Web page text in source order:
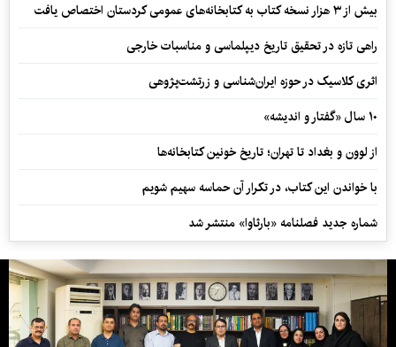
بیش از ۳ هزار نسخه کتاب به کتابخانه‌های عمومی کردستان اختصاص یافت
راهی تازه در تحقیق تاریخ دیپلماسی و مناسبات خارجی
اثری کلاسیک در حوزه ایران‌شناسی و زرتشت‌پژوهی
۱۰ سال «گفتار و اندیشه»
از لوون و بغداد تا تهران؛ تاریخ خونین کتابخانه‌ها
با خواندن این کتاب، در تکرار آن حماسه سهیم شویم
شماره جدید فصلنامه «بارثاوا» منتشر شد